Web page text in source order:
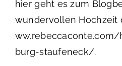
hier geht es zum
wundervollen Hochzeit
burg-staufeneck/.